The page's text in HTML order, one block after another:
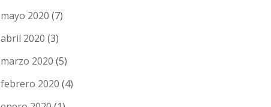
mayo 2020 (7)
abril 2020 (3)
marzo 2020 (5)
febrero 2020 (4)